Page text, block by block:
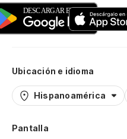
Ubicación e idioma
Hispanoamérica
Pantalla